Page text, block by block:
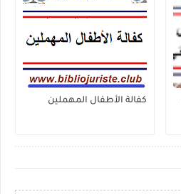
كفالة الأطفال المهملين